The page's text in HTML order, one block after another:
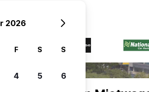
2026
F S S
4 5 6